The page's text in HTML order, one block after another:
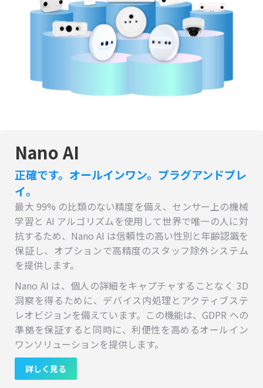
Nano AI
正確です。オールインワン。プラグアンドプレ
イ。
最大 99% の比類のない精度を備え、センサー上の機械
学習と AI アルゴリズムを使用して世界で唯一の人に対
抗するため、Nano AI は信頼性の高い性別と年齢認識を
保証し、オプションで高精度のスタッフ除外システム
を提供します。
Nano AI は、個人の詳細をキャプチャすることなく 3D
洞察を得るために、デバイス内処理とアクティブステ
レオビジョンを備えています。この機能は、GDPR への
準拠を保証すると同時に、利便性を高めるオールイン
ワンソリューションを提供します。
詳しく見る